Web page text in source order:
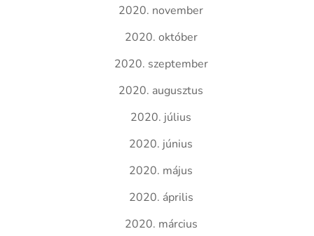
2020. november
2020. október
2020. szeptember
2020. augusztus
2020. július
2020. június
2020. május
2020. április
2020. március